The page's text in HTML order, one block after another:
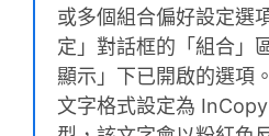
或多個組合偏好設定選
定」對話框的「組合」
顯示」下已開啟的選項
文字格式設定為